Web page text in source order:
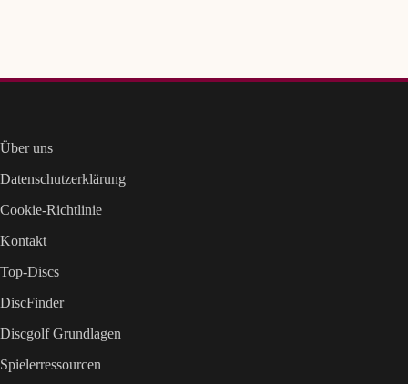
Über uns
Datenschutzerklärung
Cookie-Richtlinie
Kontakt
Top-Discs
DiscFinder
Discgolf Grundlagen
Spielerressourcen